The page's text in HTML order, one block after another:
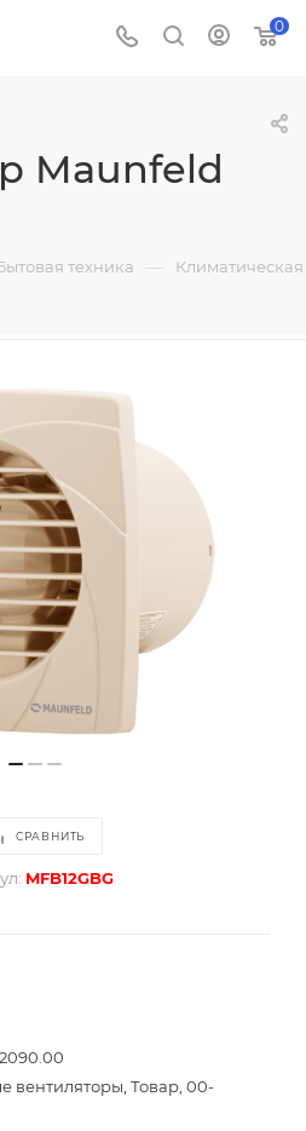
0
Maunfeld
техника —
СРАВНИТЬ
MFB12GBG
2090.00
вентиляторы, Товар, 00-